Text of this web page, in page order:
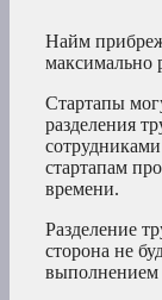
Найм
максимально
Стартапы
разделения
стартапам
времени.
Разделение
сторона не
выполнением